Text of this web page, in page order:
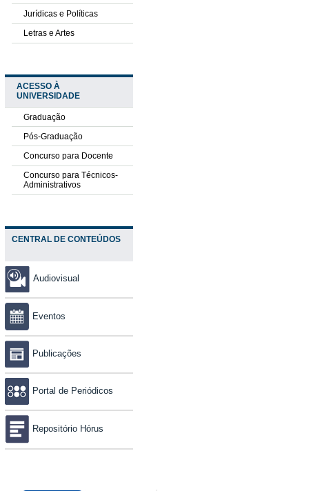
Jurídicas e Políticas
Letras e Artes
ACESSO À
UNIVERSIDADE
Graduação
Pós-Graduação
Concurso para Docente
Concurso para Técnicos-
Administrativos
CENTRAL DE CONTEÚDOS
Audiovisual
Eventos
Publicações
Portal de Periódicos
Repositório Hórus